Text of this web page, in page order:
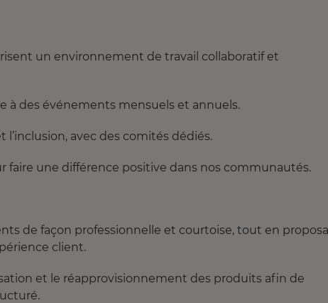
un environnement de travail collaboratif et
à des événements mensuels et annuels.
avec des comités dédiés.
faire une différence positive dans nos communautés.
de façon professionnelle et courtoise, tout en
client.
et le réapprovisionnement des produits afin de